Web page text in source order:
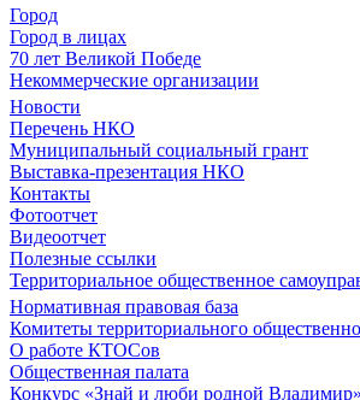
Город
Город в лицах
70 лет Великой Победе
Некоммерческие организации
Новости
Перечень НКО
Муниципальный социальный грант
Выставка-презентация НКО
Контакты
Фотоотчет
Видеоотчет
Полезные ссылки
Территориальное общественное
Нормативная правовая база
Комитеты территориального
О работе КТОСов
Общественная палата
Конкурс «Знай и люби родной Владимир»